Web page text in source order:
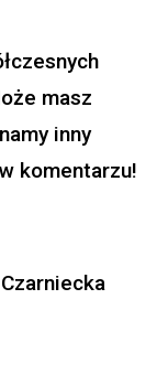
masz
inny
komentarzu!